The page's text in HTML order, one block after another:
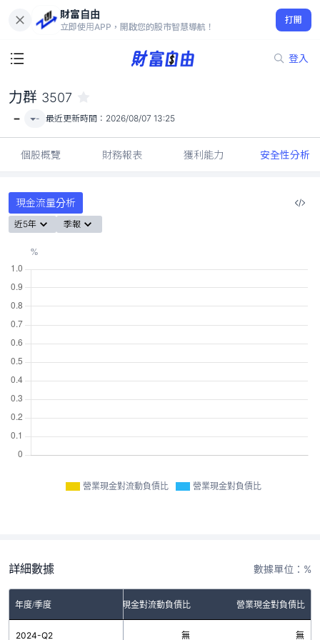
財富自由
立即使用APP，開啟您的股市智慧導航！
打開
登入
-
力群 3507
- - 最近更新時間： 2026/08/07 13:25
個股概覽 財務報表 獲利能力 安全性分析
現金流量分析
近5年 季報
營業現金對流動負債比 營業現金對負債比
詳細數據 數據單位：%
年度/季度 營業現金對流動負債比 營業現金對負債比
2024-Q2 無 無